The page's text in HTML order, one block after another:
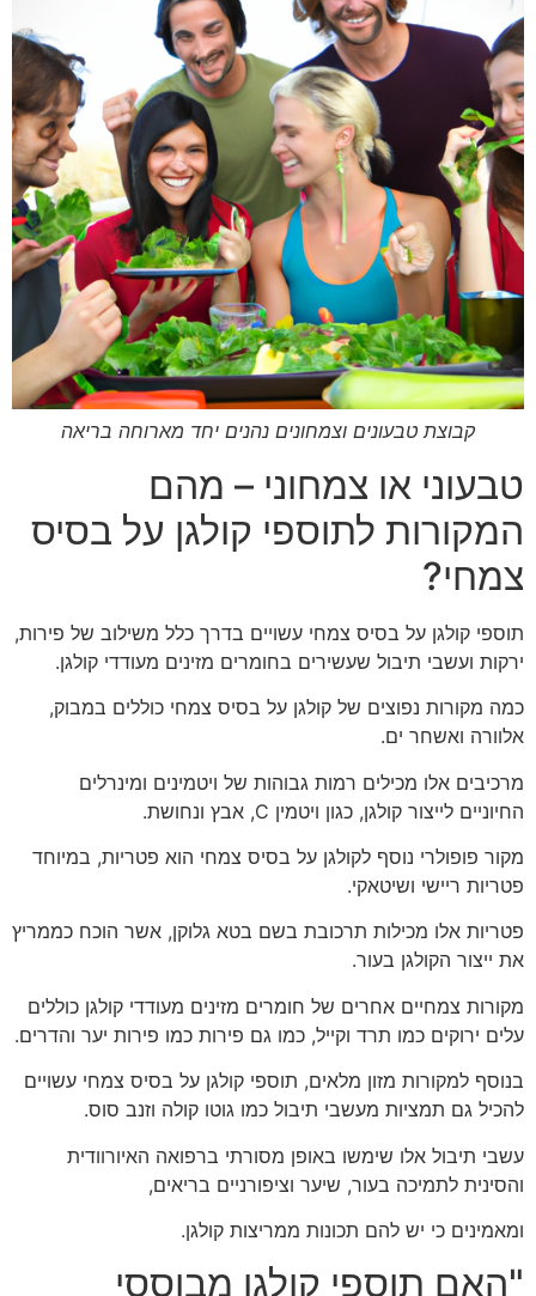
קבוצת טבעונים וצמחונים נהנים יחד מארוחה בריאה
טבעוני או צמחוני – מהם
המקורות לתוספי קולגן על בסיס
צמחי?
תוספי קולגן על בסיס צמחי עשויים בדרך כלל משילוב של פירות,
ירקות ועשבי תיבול שעשירים בחומרים מזינים מעודדי קולגן.
כמה מקורות נפוצים של קולגן על בסיס צמחי כוללים במבוק,
אלוורה ואשחר ים.
מרכיבים אלו מכילים רמות גבוהות של ויטמינים ומינרלים
החיוניים לייצור קולגן, כגון ויטמין C, אבץ ונחושת.
מקור פופולרי נוסף לקולגן על בסיס צמחי הוא פטריות, במיוחד
פטריות ריישי ושיטאקי.
פטריות אלו מכילות תרכובת בשם בטא גלוקן, אשר הוכח כממריץ
את ייצור הקולגן בעור.
מקורות צמחיים אחרים של חומרים מזינים מעודדי קולגן כוללים
עלים ירוקים כמו תרד וקייל, כמו גם פירות כמו פירות יער והדרים.
בנוסף למקורות מזון מלאים, תוספי קולגן על בסיס צמחי עשויים
להכיל גם תמציות מעשבי תיבול כמו גוטו קולה וזנב סוס.
עשבי תיבול אלו שימשו באופן מסורתי ברפואה האיורוודית
והסינית לתמיכה בעור, שיער וציפורניים בריאים,
ומאמינים כי יש להם תכונות ממריצות קולגן.
"האם תוספי קולגן מבוססי